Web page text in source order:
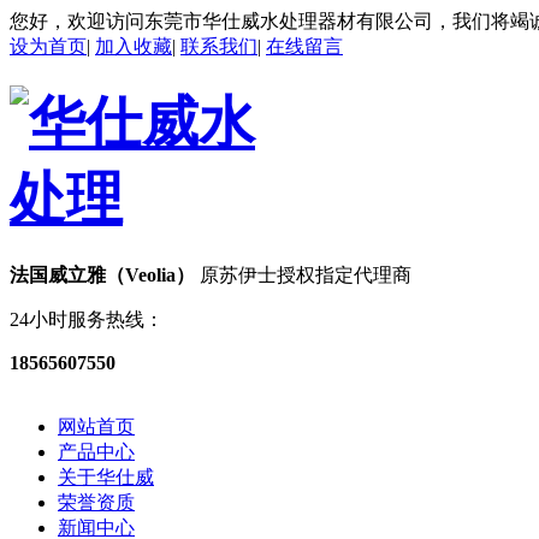
您好，欢迎访问东莞市华仕威水处理器材有限公司，我们将竭
设为首页| 加入收藏| 联系我们| 在线留言
法国威立雅（Veolia） 原苏伊士授权指定代理商
24小时服务热线：
18565607550
网站首页
产品中心
关于华仕威
荣誉资质
新闻中心